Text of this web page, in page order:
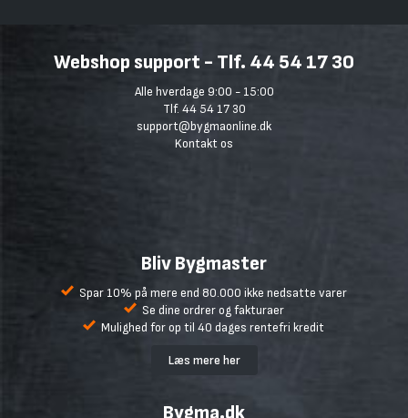
Webshop support - Tlf. 44 54 17 30
Alle hverdage 9:00 - 15:00
Tlf. 44 54 17 30
support@bygmaonline.dk
Kontakt os
Bliv Bygmaster
Spar 10% på mere end 80.000 ikke nedsatte varer
Se dine ordrer og fakturaer
Mulighed for op til 40 dages rentefri kredit
Læs mere her
Bygma.dk